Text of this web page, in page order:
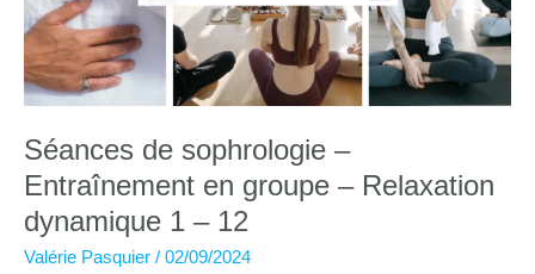
Séances de sophrologie –
Entraînement en groupe – Relaxation
dynamique 1 – 12
Valérie Pasquier / 02/09/2024